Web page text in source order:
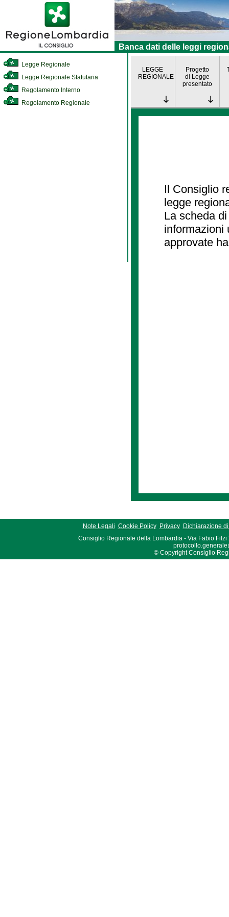
Banca dati delle leggi
Legge Regionale
Legge Regionale Statutaria
Regolamento Interno
Regolamento Regionale
LEGGE
REGIONALE
Progetto
di Legge
presentato
Il Consiglio
legge
La scheda
informazioni
approvate
Note Legali Cookie Policy Privacy
Dichiarazione
Consiglio Regionale della Lombardia - Via Fabio Filzi
© Copyright Consiglio